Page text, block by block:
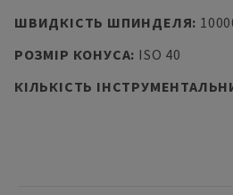
ШВИДКІСТЬ ШПИНДЕЛЯ:
РОЗМІР КОНУСА: ISO 40
КІЛЬКІСТЬ